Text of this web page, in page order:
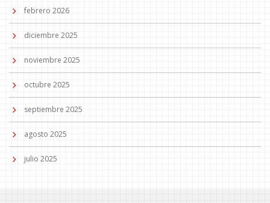
febrero 2026
diciembre 2025
noviembre 2025
octubre 2025
septiembre 2025
agosto 2025
julio 2025